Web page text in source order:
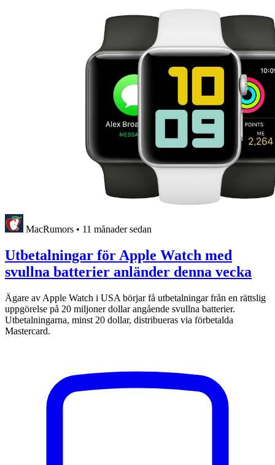
MacRumors • 11 månader sedan
Utbetalningar för Apple Watch med
svullna batterier anländer denna vecka
Ägare av Apple Watch i USA börjar få utbetalningar från en rättslig
uppgörelse på 20 miljoner dollar angående svullna batterier.
Utbetalningarna, minst 20 dollar, distribueras via förbetalda
Mastercard.